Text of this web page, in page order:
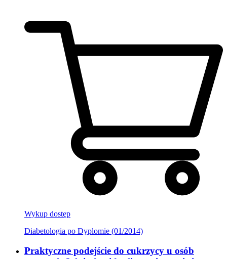
Wykup dostęp
Diabetologia po Dyplomie (01/2014)
Praktyczne podejście do cukrzycy u osób